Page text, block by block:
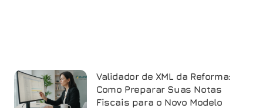
Validador de XML da Reforma:
Como Preparar Suas Notas
Fiscais para o Novo Modelo